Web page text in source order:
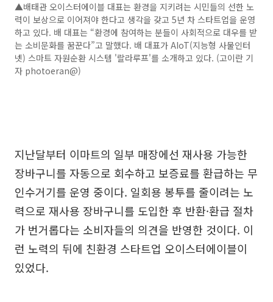
▲배태관 오이스터에이블 대표는 환경을 지키려는 시민들의 선한 노
력이 보상으로 이어져야 한다고 생각을 갖고 5년 차 스타트업을 운영
하고 있다. 배 대표는 “환경에 참여하는 분들이 사회적으로 대우를 받
는 소비문화를 꿈꾼다”고 말했다. 배 대표가 AIoT(지능형 사물인터
넷) 스마트 자원순환 시스템 '랄라루프'를 소개하고 있다. (고이란 기
자 photoeran@)
지난달부터 이마트의 일부 매장에선 재사용 가능한
장바구니를 자동으로 회수하고 보증료를 환급하는 무
인수거기를 운영 중이다. 일회용 봉투를 줄이려는 노
력으로 재사용 장바구니를 도입한 후 반환·환급 절차
가 번거롭다는 소비자들의 의견을 반영한 것이다. 이
런 노력의 뒤에 친환경 스타트업 오이스터에이블이
있었다.